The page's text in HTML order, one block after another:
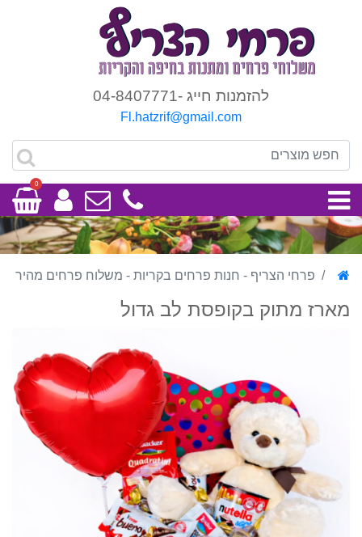
להזמנות חייג -04-8407771
Fl.hatzrif@gmail.com
0
פרחי הצריף - חנות פרחים בקריות - משלוח פרחים מהיר
מארז מתוק בקופסת לב גדול